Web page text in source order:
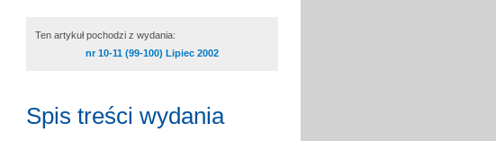
Ten artykuł pochodzi z wydania:
nr 10-11 (99-100) Lipiec 2002
Spis treści wydania